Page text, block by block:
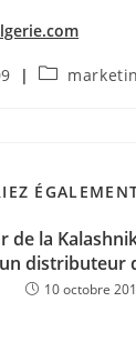
Post
de la
distributeur
10 octobre